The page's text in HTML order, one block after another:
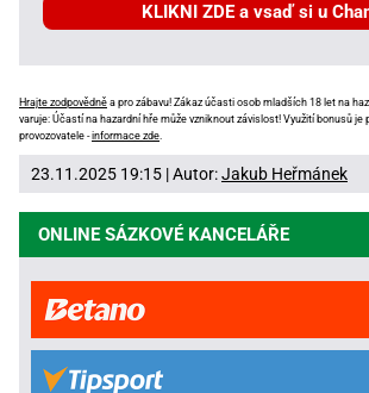
KLIKNI ZDE a vsaď si u
Hrajte zodpovědně a pro zábavu! Zákaz účasti osob mladších 18 let na
varuje: Účastí na hazardní hře může vzniknout závislost! Využití bonusů
provozovatele -informace zde.
23.11.2025 19:15 | Autor:Jakub Heřmánek
ONLINE SÁZKOVÉ KANCELÁŘE